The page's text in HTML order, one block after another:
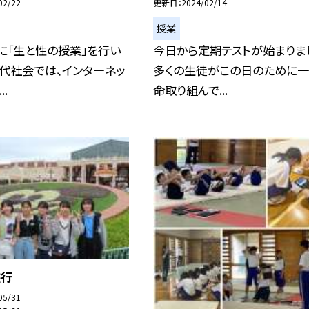
生と性の授業」を行い
社会では、インターネッ
授業
今日から定期テストが始まりま
多くの生徒がこの日のために
命取り組んで...
31